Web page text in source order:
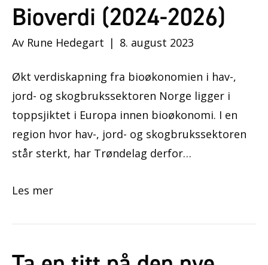
Bioverdi (2024-2026)
Av Rune Hedegart | 8. august 2023
Økt verdiskapning fra bioøkonomien i hav-,
jord- og skogbrukssektoren Norge ligger i
toppsjiktet i Europa innen bioøkonomi. I en
region hvor hav-, jord- og skogbrukssektoren
står sterkt, har Trøndelag derfor…
Les mer